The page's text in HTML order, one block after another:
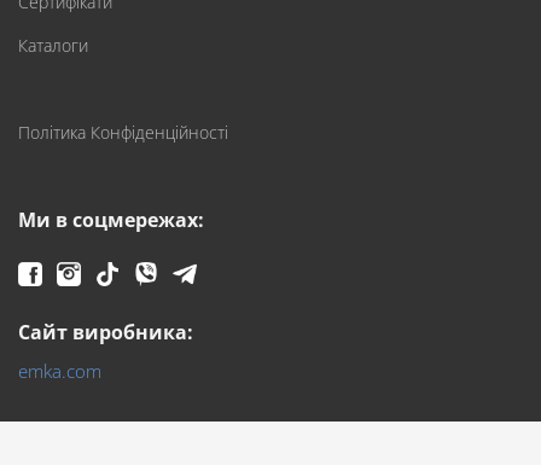
Каталоги
Політика Конфіденційності
Ми в соцмережах:
Сайт виробника:
emka.com